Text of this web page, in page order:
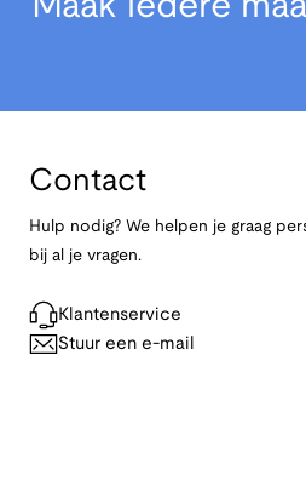
Maak iedere
Contact
Hulp nodig? We helpen je graag
bij al je vragen.
Klantenservice
Stuur een e-mail